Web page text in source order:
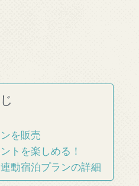
を販売
トを楽しめる！
動宿泊プランの詳細